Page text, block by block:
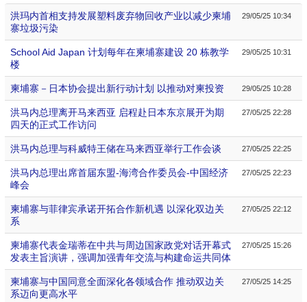
洪玛内首相支持发展塑料废弃物回收产业以减少柬埔
寨垃圾污染
29/05/25 10:34
School Aid Japan 计划每年在柬埔寨建设 20 栋教学
楼
29/05/25 10:31
柬埔寨－日本协会提出新行动计划 以推动对柬投资 29/05/25 10:28
洪马内总理离开马来西亚 启程赴日本东京展开为期
四天的正式工作访问
27/05/25 22:28
洪马内总理与科威特王储在马来西亚举行工作会谈 27/05/25 22:25
洪马内总理出席首届东盟-海湾合作委员会-中国经济
峰会
27/05/25 22:23
柬埔寨与菲律宾承诺开拓合作新机遇 以深化双边关
系
27/05/25 22:12
柬埔寨代表金瑞蒂在中共与周边国家政党对话开幕式
发表主旨演讲，强调加强青年交流与构建命运共同体
27/05/25 15:26
柬埔寨与中国同意全面深化各领域合作 推动双边关
系迈向更高水平
27/05/25 14:25